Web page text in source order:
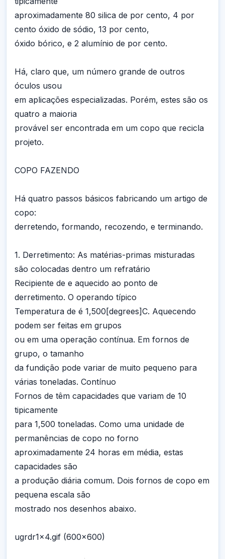
aproximadamente 80 silica de por cento, 4 por
cento óxido de sódio, 13 por cento,
óxido bórico, e 2 alumínio de por cento.
Há, claro que, um número grande de outros
óculos usou
em aplicações especializadas. Porém, estes são os
quatro a maioria
provável ser encontrada em um copo que recicla
projeto.
COPO FAZENDO
Há quatro passos básicos fabricando um artigo de
copo:
derretendo, formando, recozendo, e terminando.
1. Derretimento: As matérias-primas misturadas
são colocadas dentro um refratário
Recipiente de e aquecido ao ponto de
derretimento. O operando típico
Temperatura de é 1,500[degrees]C. Aquecendo
podem ser feitas em grupos
ou em uma operação contínua. Em fornos de
grupo, o tamanho
da fundição pode variar de muito pequeno para
várias toneladas. Contínuo
Fornos de têm capacidades que variam de 10
tipicamente
para 1,500 toneladas. Como uma unidade de
permanências de copo no forno
aproximadamente 24 horas em média, estas
capacidades são
a produção diária comum. Dois fornos de copo em
pequena escala são
mostrado nos desenhos abaixo.
ugrdr1x4.gif (600x600)